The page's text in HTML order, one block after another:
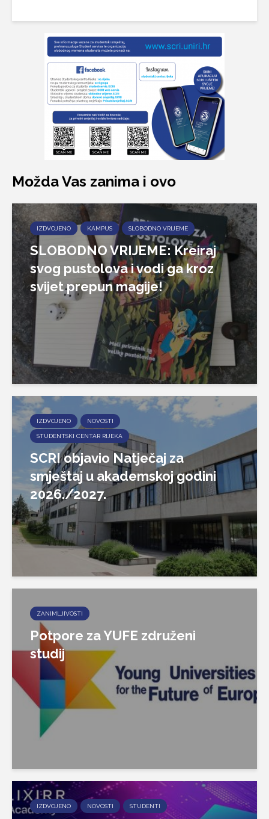
Možda Vas zanima i ovo
IZDVOJENO KAMPUS SLOBODNO VRIJEME
SLOBODNO VRIJEME: Kreiraj
svog pustolova i vodi ga kroz
svijet prepun magije!
IZDVOJENO NOVOSTI
STUDENTSKI CENTAR RIJEKA
SCRI objavio Natječaj za
smještaj u akademskoj godini
2026./2027.
ZANIMLJIVOSTI
Potpore za YUFE združeni
studij
IZDVOJENO NOVOSTI STUDENTI